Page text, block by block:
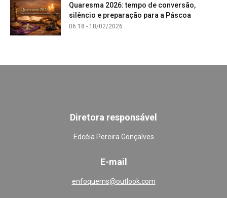
Quaresma 2026: tempo de conversão,
silêncio e preparação para a Páscoa
06:18 - 18/02/2026
Diretora responsável
Edcéia Pereira Gonçalves
E-mail
enfoquems@outlook.com